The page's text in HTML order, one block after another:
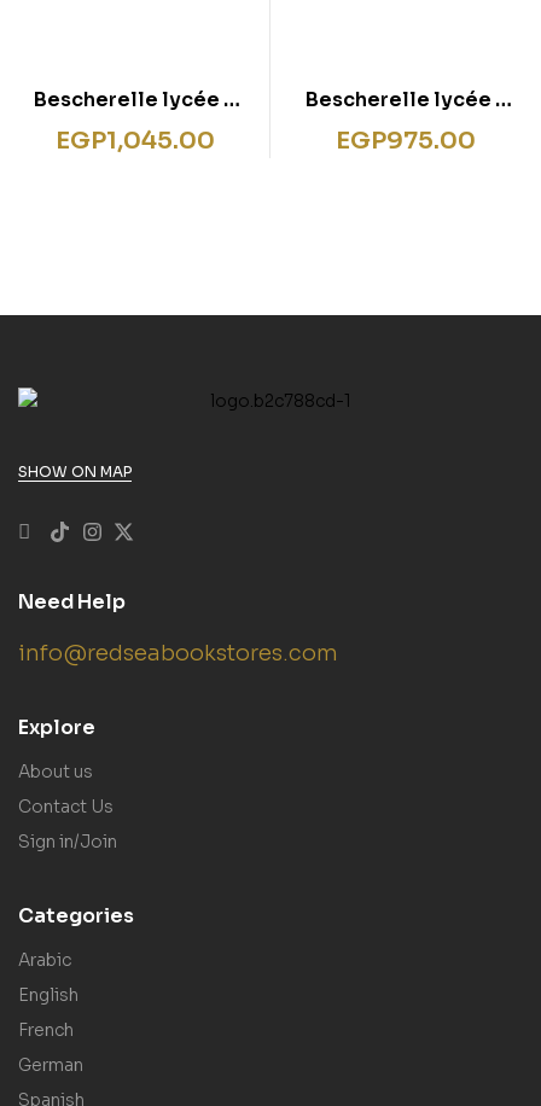
Bescherelle lycée –
Maths 2de, 1re, Tle
Nouveau bac: tous les
EGP1,045.00
Bescherelle lycée –
SES 1re, Tle Nouveau
bac: tout le
EGP975.00
SHOW ON MAP
Need Help
info@redseabookstores.com
Explore
About us
Contact Us
Sign in/Join
Categories
Arabic
English
French
German
Spanish